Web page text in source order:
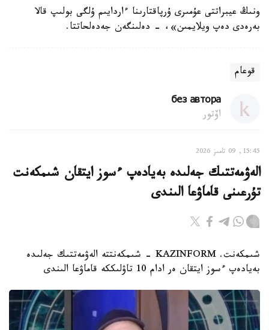
ونىڭ عيبراتتى عۇمىرى ۇرپاقتارىنا ءاردايىم ۇلگى بولىپ قالا
بەرەدى دەپ ويلايمىن»، - دەلىنگەن جەدەلحاتتا.
قوعام
без автора
اۆتور
15:45, 09 تامىز 2026
الەۋمەتتىك جەلىدە بەيادەپ ءسوز ايتقان شىمكەنت
تۇرعىنى قاماۋعا الىندى
شىمكەنت. KAZINFORM - شىمكەنتتە الەۋمەتتىك جەلىدە
بەيادەپ ءسوز ايتقان ەر ادام 10 تاۋلىككە قاماۋعا الىندى